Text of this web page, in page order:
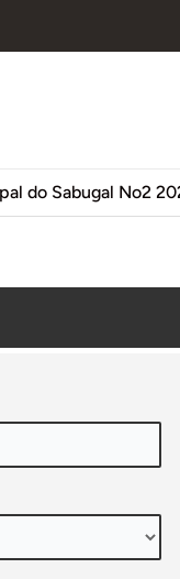
do Sabugal No2